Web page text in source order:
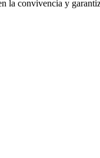
la convivencia y